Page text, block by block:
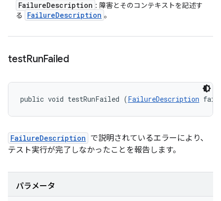
FailureDescription : 障害とそのコンテキストを記述す
る
FailureDescription 。
testRunFailed
public void testRunFailed (FailureDescription
FailureDescription で説明されているエラーにより、
テスト実行が完了しなかったことを報告します。
パラメータ